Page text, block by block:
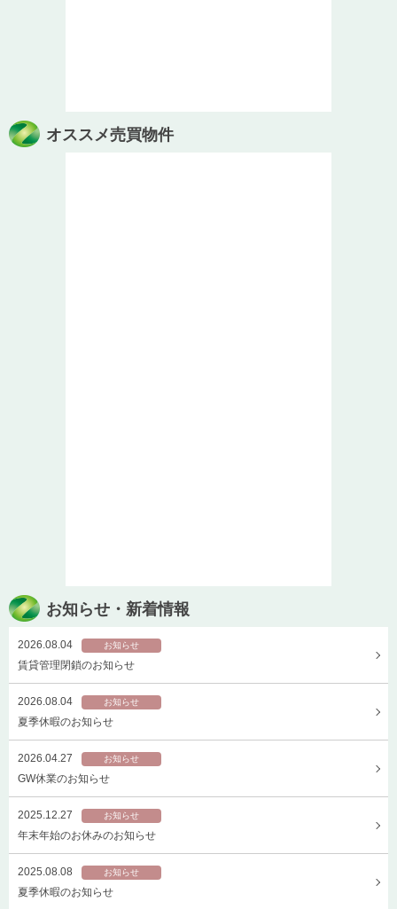
オススメ売買物件
お知らせ・新着情報
2026.08.04 お知らせ
賃貸管理閉鎖のお知らせ
2026.08.04 お知らせ
夏季休暇のお知らせ
2026.04.27 お知らせ
GW休業のお知らせ
2025.12.27 お知らせ
年末年始のお休みのお知らせ
2025.08.08 お知らせ
夏季休暇のお知らせ